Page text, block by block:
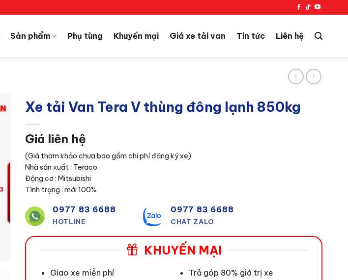
Sản phẩm Phụ tùng Khuyến mại Giá xe tải van Tin tức Liên hệ
Xe tải Van Tera V thùng đông lạnh 850kg
Giá liên hệ
(Giá tham khảo chưa bao gồm chi phí đăng ký xe)
Nhà sản xuất : Teraco
Động cơ : Mitsubishi
Tình trạng : mới 100%
0977 83 6688
HOTLINE
0977 83 6688
CHAT ZALO
KHUYẾN MẠI
Giao xe miễn phí
Trả góp 80% giá trị xe